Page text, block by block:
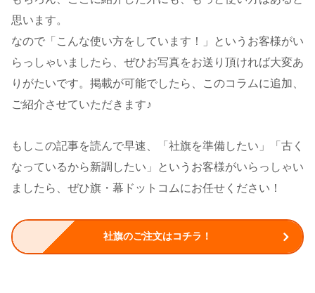
思います。
なので「こんな使い方をしています！」というお客様がい
らっしゃいましたら、ぜひお写真をお送り頂ければ大変あ
りがたいです。掲載が可能でしたら、このコラムに追加、
ご紹介させていただきます♪
もしこの記事を読んで早速、「社旗を準備したい」「古く
なっているから新調したい」というお客様がいらっしゃい
ましたら、ぜひ旗・幕ドットコムにお任せください！
社旗のご注文はコチラ！